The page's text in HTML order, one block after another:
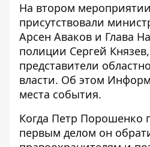
На втором
присутствовали
Арсен Аваков и Глава
полиции Сергей
представители
власти. Об этом
места события.
Когда Петр Порошенко
первым делом он